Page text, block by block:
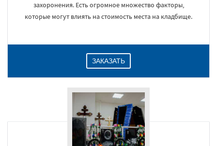
захоронения. Есть огромное множество факторы,
которые могут влиять на стоимость места на кладбище.
ЗАКАЗАТЬ